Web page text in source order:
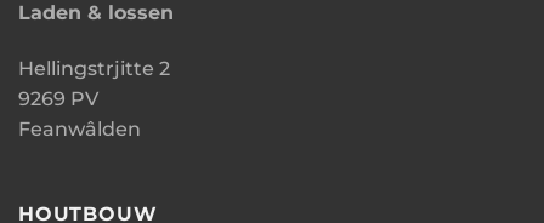
Laden & lossen
Hellingstrjitte 2
9269 PV
Feanwâlden
HOUTBOUW